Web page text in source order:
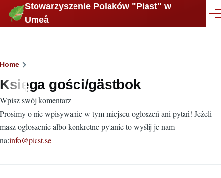
Skip to main content
Stowarzyszenie Polaków "Piast" w
Umeå
Breadcrumb
Home
Księga gości/gästbok
Wpisz swój komentarz
Prosimy o nie wpisywanie w tym miejscu ogłoszeń ani pytań! Jeżeli
masz ogłoszenie albo konkretne pytanie to wyślij je nam
na:info@piast.se